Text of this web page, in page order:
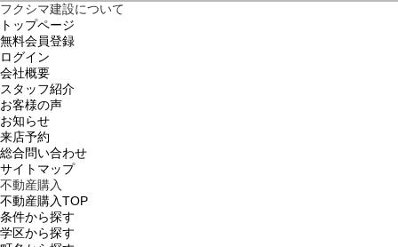
フクシマ建設について
トップページ
無料会員登録
ログイン
会社概要
スタッフ紹介
お客様の声
お知らせ
来店予約
総合問い合わせ
サイトマップ
不動産購入
不動産購入TOP
条件から探す
学区から探す